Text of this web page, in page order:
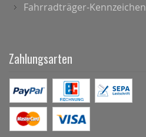
Fahrradträger-Kennzeichen
Zahlungsarten